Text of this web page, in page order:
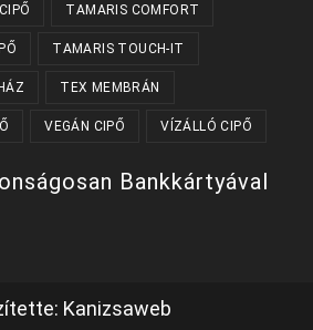
TAMARIS COMFORT
TAMARIS TOUCH-IT
TEX MEMBRÁN
VEGÁN CIPŐ VÍZÁLLÓ CIPŐ
Bankkártyával
Kanizsaweb